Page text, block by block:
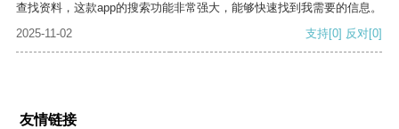
查找资料，这款app的搜索功能非常强大，能够快速找到我需要的信息。
2025-11-02
支持[0] 反对[0]
友情链接